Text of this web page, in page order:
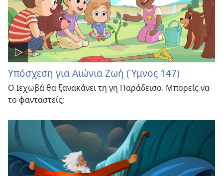
Υπόσχεση για Αιώνια Ζωή (Ύμνος 147)
Ο Ιεχωβά θα ξανακάνει τη γη Παράδεισο. Μπορείς να
το φανταστείς;